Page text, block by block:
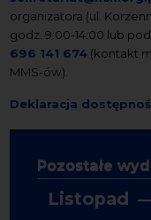
organizatora (ul.
godz. 9:00-14:00 lub
696 141 674 (kontakt
MMS-ów).
Deklaracja
Pozostałe
Listopad